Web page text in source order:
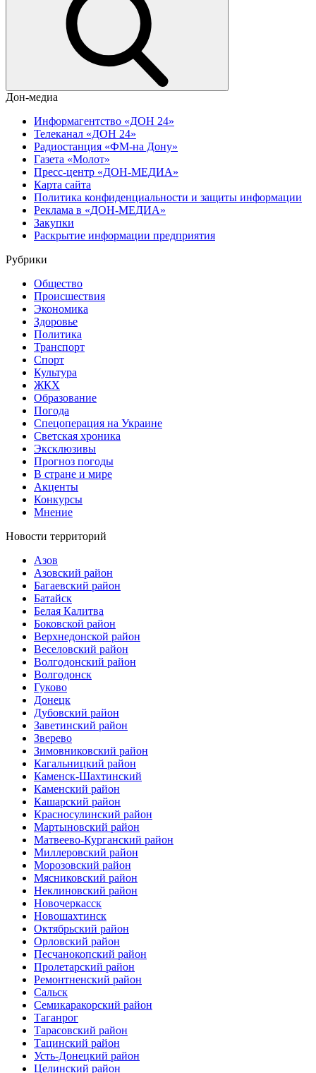
Дон-медиа
Информагентство «ДОН 24»
Телеканал «ДОН 24»
Радиостанция «ФМ-на Дону»
Газета «Молот»
Пресс-центр «ДОН-МЕДИА»
Карта сайта
Политика конфиденциальности и защиты информации
Реклама в «ДОН-МЕДИА»
Закупки
Раскрытие информации предприятия
Рубрики
Общество
Происшествия
Экономика
Здоровье
Политика
Транспорт
Спорт
Культура
ЖКХ
Образование
Погода
Спецоперация на Украине
Светская хроника
Эксклюзивы
Прогноз погоды
В стране и мире
Акценты
Конкурсы
Мнение
Новости территорий
Азов
Азовский район
Багаевский район
Батайск
Белая Калитва
Боковской район
Верхнедонской район
Веселовский район
Волгодонский район
Волгодонск
Гуково
Донецк
Дубовский район
Заветинский район
Зверево
Зимовниковский район
Кагальницкий район
Каменск-Шахтинский
Каменский район
Кашарский район
Красносулинский район
Мартыновский район
Матвеево-Курганский район
Миллеровский район
Морозовский район
Мясниковский район
Неклиновский район
Новочеркасск
Новошахтинск
Октябрьский район
Орловский район
Песчанокопский район
Пролетарский район
Ремонтненский район
Сальск
Семикаракорский район
Таганрог
Тарасовский район
Тацинский район
Усть-Донецкий район
Целинский район